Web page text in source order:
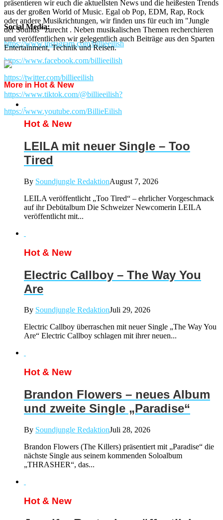
Social Media:
https://www.instagram.com/billieeilish
https://www.facebook.com/billieeilish
https://twitter.com/billieeilish
https://www.tiktok.com/@billieeilish?
https://www.youtube.com/BillieEilish
präsentieren wir euch die aktuellsten News und die heißesten Trends
aus der großen World of Music. Egal ob Pop, EDM, Rap, Rock
oder andere Musikrichtungen, wir finden uns für euch im "Jungle
der Sounds" zurecht . Neben musikalischen Themen recherchieren
und veröffentlichen wir gelegentlich auch Beiträge aus den Sparten
Entertainment, Technik und Reisen.
More in Hot & New
Hot & New
LEILA mit neuer Single – Too
Tired
By Soundjungle RedaktionAugust 7, 2026
LEILA veröffentlicht „Too Tired“ – ehrlicher Vorgeschmack
auf ihr Debütalbum Die Schweizer Newcomerin LEILA
veröffentlicht mit...
Hot & New
Electric Callboy – The Way You
Are
By Soundjungle RedaktionJuli 29, 2026
Electric Callboy überraschen mit neuer Single „The Way You
Are“ Electric Callboy schlagen mit ihrer neuen...
Hot & New
Brandon Flowers – neues Album
und zweite Single „Paradise“
By Soundjungle RedaktionJuli 28, 2026
Brandon Flowers (The Killers) präsentiert mit „Paradise“ die
nächste Single aus seinem kommenden Soloalbum
„THRASHER“, das...
Hot & New